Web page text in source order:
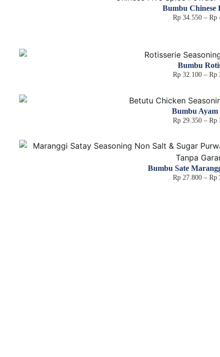
Bumbu Chinese
Rp 34.550 – Rp
Bumbu
Rp 32.100 – Rp
Bumbu
Rp 29.350 – Rp
Bumbu Sate
Rp 27.800 – Rp